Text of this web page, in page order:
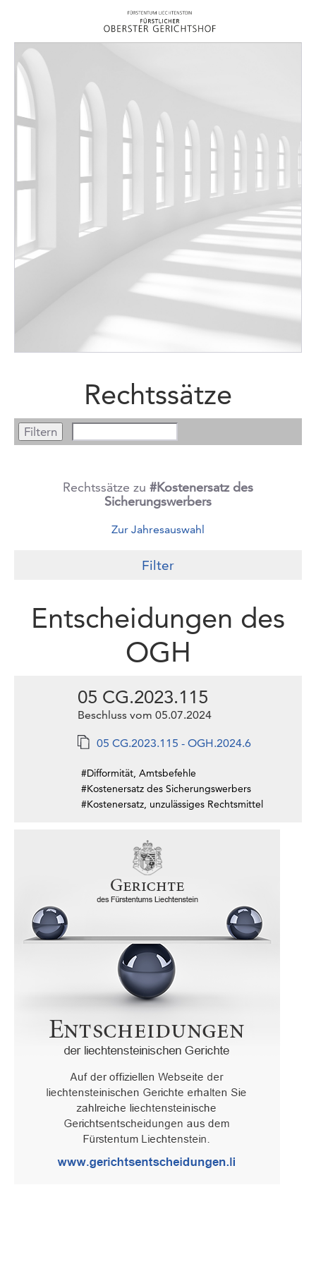
Rechtssätze
Rechtssätze zu #Kostenersatz des
Sicherungswerbers
Zur Jahresauswahl
Filter
Entscheidungen des
OGH
05 CG.2023.115
Beschluss vom 05.07.2024
05 CG.2023.115 - OGH.2024.6
#Difformität, Amtsbefehle
#Kostenersatz des Sicherungswerbers
#Kostenersatz, unzulässiges Rechtsmittel